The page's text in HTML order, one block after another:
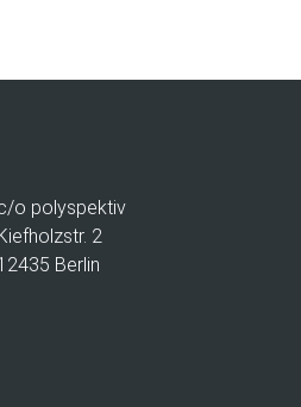
o polyspektiv
2
Berlin